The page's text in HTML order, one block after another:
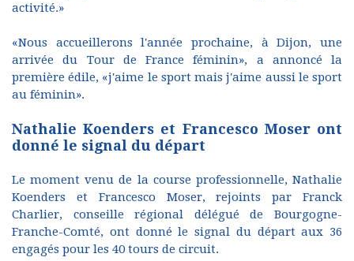
activité.»
«Nous accueillerons l'année prochaine, à Dijon, une
arrivée du Tour de France féminin», a annoncé la
première édile, «j'aime le sport mais j'aime aussi le sport
au féminin».
Nathalie Koenders et Francesco Moser ont
donné le signal du départ
Le moment venu de la course professionnelle, Nathalie
Koenders et Francesco Moser, rejoints par Franck
Charlier, conseille régional délégué de Bourgogne-
Franche-Comté, ont donné le signal du départ aux 36
engagés pour les 40 tours de circuit.